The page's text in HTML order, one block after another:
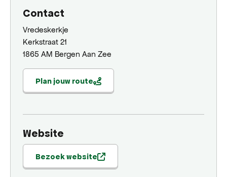
Contact
Vredeskerkje
Kerkstraat 21
1865 AM Bergen Aan Zee
Plan jouw route
Website
Bezoek website